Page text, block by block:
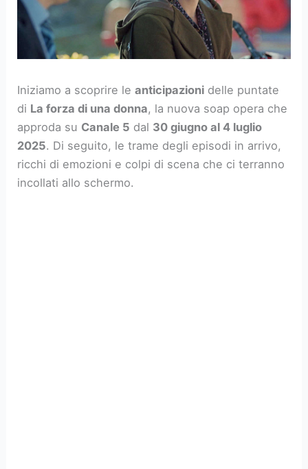
Iniziamo a scoprire leanticipazioni delle puntate
di La forza di una donna, la nuova soap opera che
approda su Canale 5 dal 30 giugno al 4 luglio
2025. Di seguito, le trame degli episodi in arrivo,
ricchi di emozioni e colpi di scena che ci terranno
incollati allo schermo.